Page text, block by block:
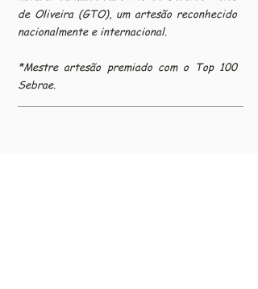
de Oliveira (GTO), um artesão reconhecido
nacionalmente e internacional.
*Mestre artesão premiado com o Top 100
Sebrae.